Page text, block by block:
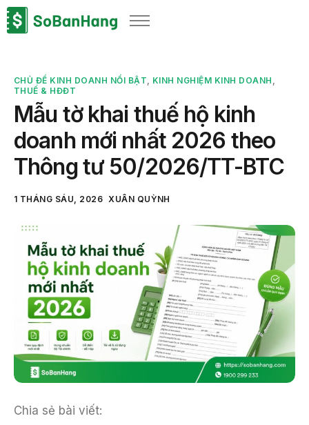
Sản phẩm
Bảng giá
Blog
Thông tin thuế
Về chúng tôi
CHỦ ĐỀ KINH DOANH NỔI BẬT, KINH NGHIỆM KINH DOANH ,
THUẾ & HĐĐT
Mẫu tờ khai thuế hộ kinh
doanh mới nhất 2026 theo
Thông tư 50/2026/TT-BTC
1 THÁNG SÁU, 2026 XUÂN QUỲNH
Chia sẻ bài viết: